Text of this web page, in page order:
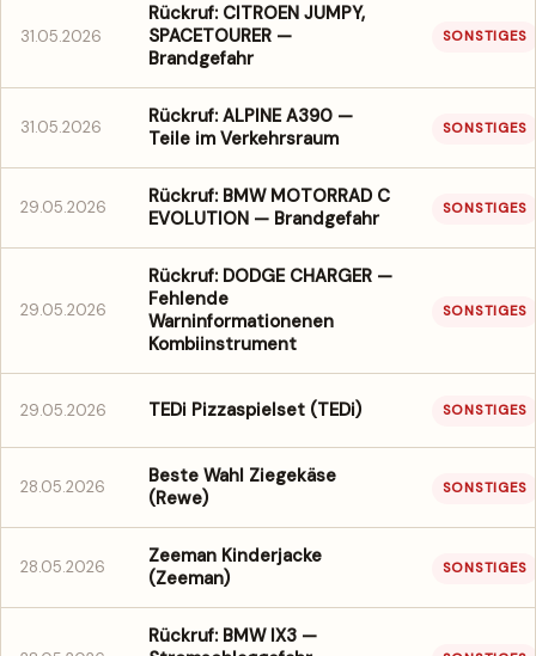
31.05.2026
Rückruf: CITROEN JUMPY,
SPACETOURER —
Brandgefahr
SONSTIGES
31.05.2026
Rückruf: ALPINE A390 —
Teile im Verkehrsraum
SONSTIGES
29.05.2026
Rückruf: BMW MOTORRAD C
EVOLUTION — Brandgefahr
SONSTIGES
29.05.2026
Rückruf: DODGE CHARGER —
Fehlende
Warninformationenen
Kombiinstrument
SONSTIGES
29.05.2026 TEDi Pizzaspielset (TEDi) SONSTIGES
28.05.2026
Beste Wahl Ziegekäse
(Rewe)
SONSTIGES
28.05.2026
Zeeman Kinderjacke
(Zeeman)
SONSTIGES
Rückruf: BMW IX3 —